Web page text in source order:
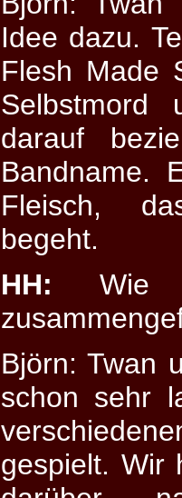
Idee dazu.
Flesh Made
Selbstmord
darauf
Bandname.
Fleisch,
begeht.
HH: Wie
Björn: Twan
schon sehr
gespielt. Wir